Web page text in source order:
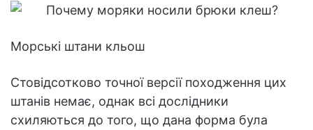
Морські штани кльош
Стовідсотково точної версії походження цих
штанів немає, однак всі дослідники
схиляються до того, що дана форма була